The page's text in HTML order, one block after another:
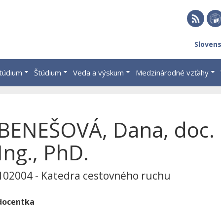
Štúdium Veda a výskum Medzinárodné vzťahy
Dana, doc.
PhD.
- Katedra cestovného ruchu